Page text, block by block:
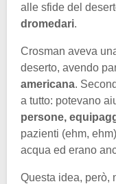
alle sfide del
dromedari.
Crosman aveva
deserto, avendo
americana.
a tutto: potevano
persone,
pazienti (ehm,
acqua ed erano
Questa idea, però,